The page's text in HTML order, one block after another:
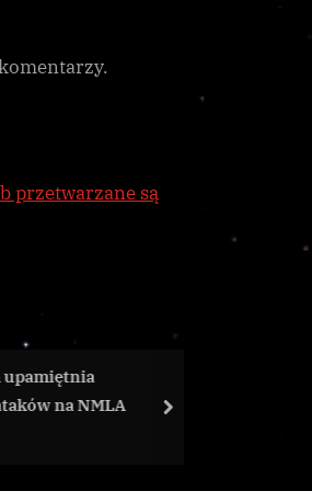
przetwarzane są
„Zbawienie” wygrywa z
AEGIS, w ilości zdobytych
next